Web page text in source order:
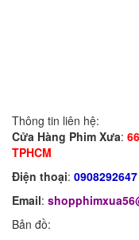
Thông tin liên hệ:
Cửa Hàng Phim Xưa:
TPHCM
Điện thoại: 0908292647
Email:
Bản đồ: